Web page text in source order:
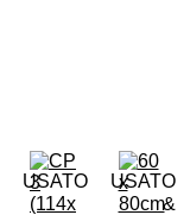
USATO
USATO
&